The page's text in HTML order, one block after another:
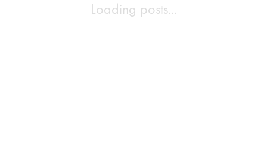
Loading posts...